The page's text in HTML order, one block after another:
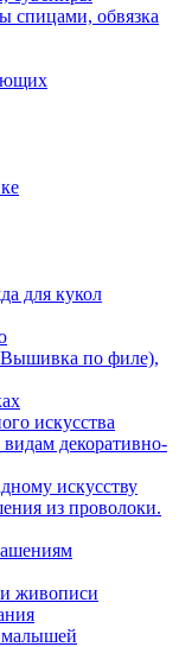
спицами, обвязка
для кукол
по филе),
искусства
декоративно-
искусству
из проволоки.
живописи
малышей